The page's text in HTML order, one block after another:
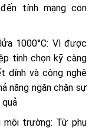
tính mạng con
1000°C: Vì được
tinh chọn kỹ càng
dính và công nghệ
năng ngăn chặn sự
môi trường: Từ phụ